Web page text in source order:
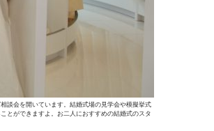
談会を開いています。結婚式場の見学会や模擬挙式
とができますよ。お二人におすすめの結婚式のスタ